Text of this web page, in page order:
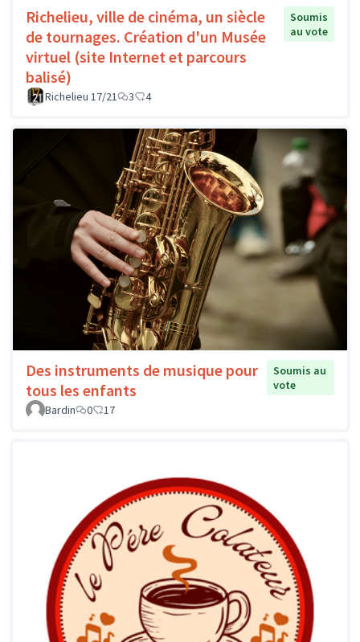
Richelieu, ville de cinéma, un siècle
de tournages. Création d'un Musée
virtuel (site Internet et parcours
balisé)
Soumis
au vote
Richelieu 17/21 3 4
Des instruments de musique pour
tous les enfants
Soumis au
vote
Bardin
0 17